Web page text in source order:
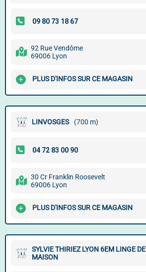
92 Rue Vendôme
69006 Lyon
PLUS D'INFOS SUR CE MAGASIN
LINVOSGES (700 m)
30 Cr Franklin Roosevelt
69006 Lyon
PLUS D'INFOS SUR CE MAGASIN
SYLVIE THIRIEZ LYON 6EM LINGE DE
MAISON